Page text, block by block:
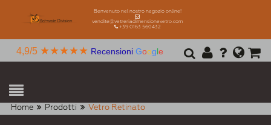
Benvenuto nel nostro negozio online!
vendite@vetreriadimensionevetro.com
+39 0163 560432
4,9/5 ★★★★★ Recensioni Google
Home Prodotti Vetro Retinato